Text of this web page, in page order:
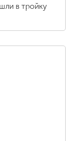
в тройку